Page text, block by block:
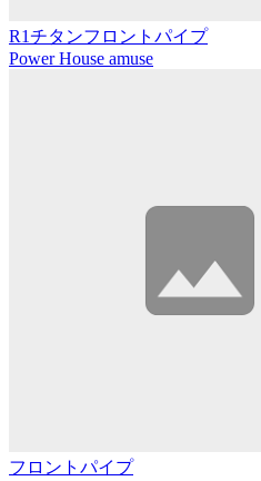
R1チタンフロントパイプ
Power House amuse
フロントパイプ